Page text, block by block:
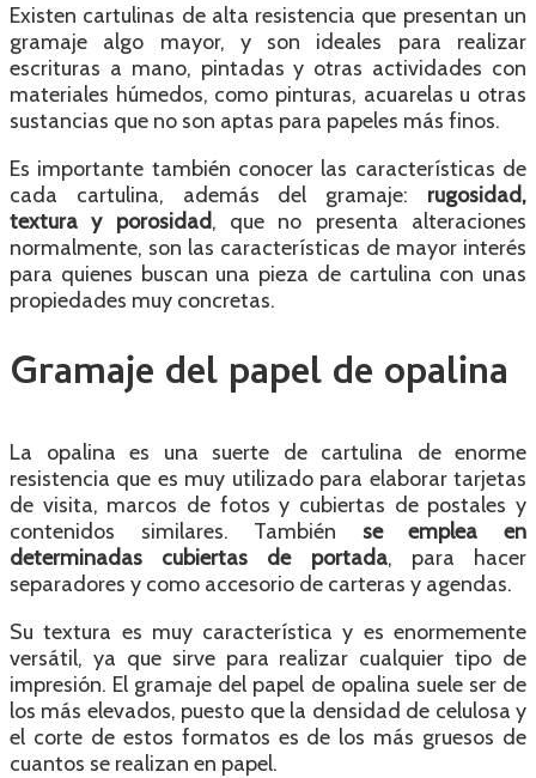
Existen cartulinas de alta resistencia que presentan un
gramaje algo mayor, y son ideales para realizar
escrituras a mano, pintadas y otras actividades con
materiales húmedos, como pinturas, acuarelas u otras
sustancias que no son aptas para papeles más finos.
Es importante también conocer las características de
cada cartulina, además del gramaje: rugosidad,
textura y porosidad, que no presenta alteraciones
normalmente, son las características de mayor interés
para quienes buscan una pieza de cartulina con unas
propiedades muy concretas.
Gramaje del papel de opalina
La opalina es una suerte de cartulina de enorme
resistencia que es muy utilizado para elaborar tarjetas
de visita, marcos de fotos y cubiertas de postales y
contenidos similares. También se emplea en
determinadas cubiertas de portada, para hacer
separadores y como accesorio de carteras y agendas.
Su textura es muy característica y es enormemente
versátil, ya que sirve para realizar cualquier tipo de
impresión. El gramaje del papel de opalina suele ser de
los más elevados, puesto que la densidad de celulosa y
el corte de estos formatos es de los más gruesos de
cuantos se realizan en papel.